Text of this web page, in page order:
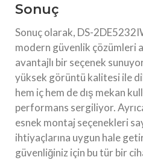
Sonuç
Sonuç olarak, DS-
modern güvenlik çözümleri
avantajlı bir seçenek
yüksek görüntü kalitesi ile
hem iç hem de dış mekan
performans sergiliyor.
esnek montaj seçenekleri
ihtiyaçlarına uygun hale
güvenliğiniz için bu tür bir